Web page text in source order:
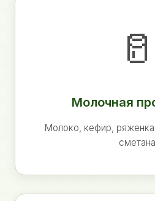
🥛
Молочная
Молоко, кефир,
сметана